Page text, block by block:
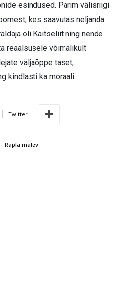
esindused. Parim välisriigi
kes saavutas neljanda
oli Kaitseliit ning nende
reaalsusele võimalikult
väljaõppe taset,
kindlasti ka moraali.
Twitter
Rapla malev